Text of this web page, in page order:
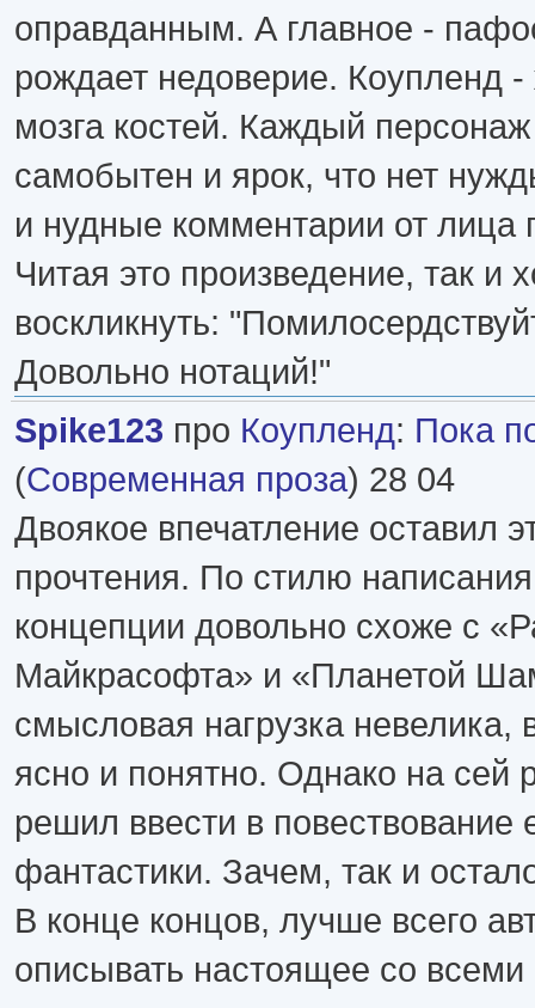
оправданным. А главное -
рождает недоверие. Коупленд
мозга костей. Каждый персонаж
самобытен и ярок, что нет
и нудные комментарии от лица
Читая это произведение, так и
воскликнуть:
Довольно нотаций!"
Spike123 про Коупленд: Пока
(Современная проза) 28 04
Двоякое впечатление оставил
прочтения. По стилю
концепции довольно схоже с
Майкрасофта» и «Планетой
смысловая нагрузка невелика,
ясно и понятно. Однако на сей
решил ввести в
фантастики. Зачем, так и
В конце концов, лучше всего
описывать настоящее со